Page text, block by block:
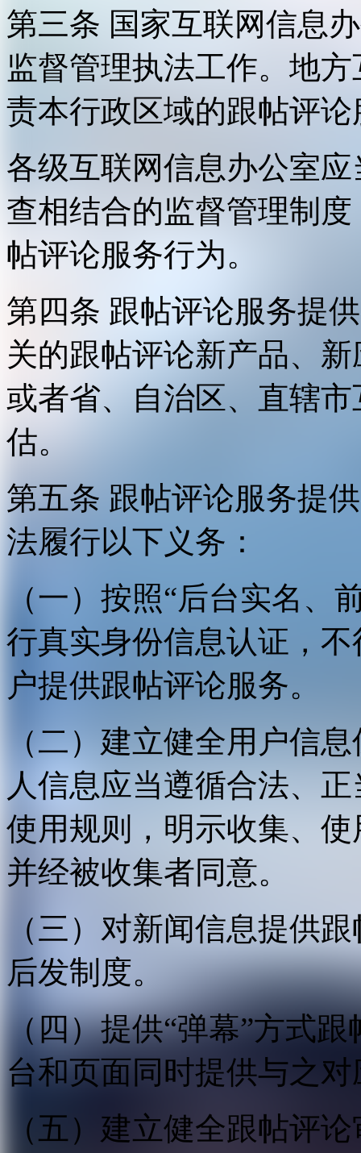
第三条 国家互联网信息
监督管理执法工作。地
责本行政区域的跟帖评
各级互联网信息办公室
查相结合的监督管理制
帖评论服务行为。
第四条 跟帖评论服务提
关的跟帖评论新产品、
或者省、自治区、直辖
估。
第五条 跟帖评论服务提
法履行以下义务：
（一）按照“后台实名、
行真实身份信息认证，
户提供跟帖评论服务。
（二）建立健全用户信
人信息应当遵循合法、
使用规则，明示收集、
并经被收集者同意。
（三）对新闻信息提供
后发制度。
（四）提供“弹幕”方式
台和页面同时提供与之
（五）建立健全跟帖评